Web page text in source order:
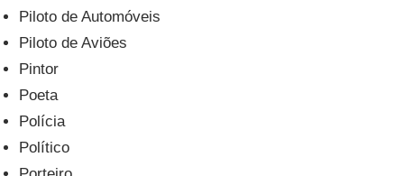
Piloto de Automóveis
Piloto de Aviões
Pintor
Poeta
Polícia
Político